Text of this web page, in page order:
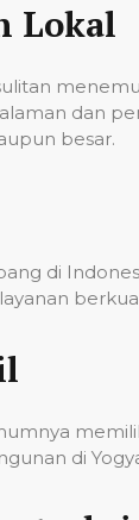
Lokal
dan
besar.
di
di